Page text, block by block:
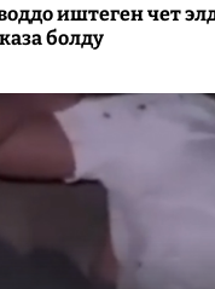
иштеген чет
болду